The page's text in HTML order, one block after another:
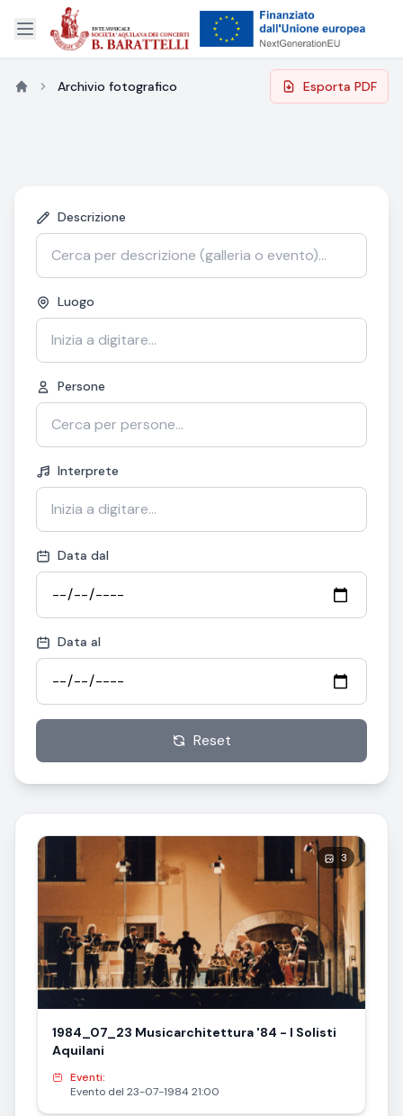
Archivio fotografico Esporta PDF
Descrizione
Luogo
Persone
Interprete
Data dal
Data al
Reset
3
1984_07_23 Musicarchitettura '84 - I Solisti
Aquilani
Eventi:
Evento del 23-07-1984 21:00